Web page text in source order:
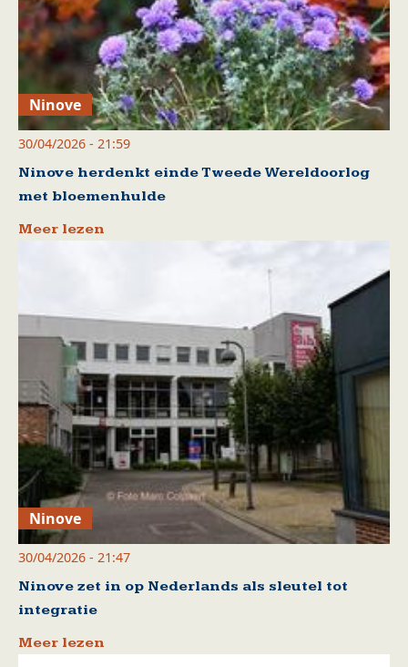
Ninove
30/04/2026 - 21:59
Ninove herdenkt einde Tweede Wereldoorlog
met bloemenhulde
Meer lezen
Ninove
30/04/2026 - 21:47
Ninove zet in op Nederlands als sleutel tot
integratie
Meer lezen